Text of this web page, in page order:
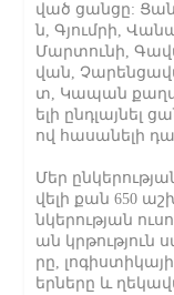
ված ցանցը:
ն, Գյումրի,
Մարտունի,
վան,
տ, Կապան
ելի ընդլայնել
ով հասանելի
Մեր
վելի քան 650
նկերության
ան
րը,
երները և